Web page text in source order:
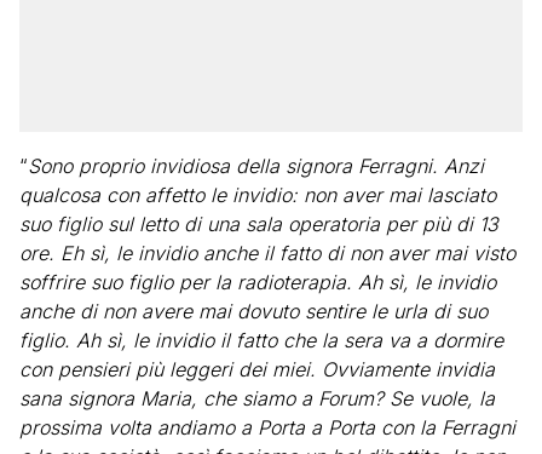
“Sono proprio invidiosa della signora Ferragni. Anzi
qualcosa con affetto le invidio: non aver mai lasciato
suo figlio sul letto di una sala operatoria per più di 13
ore. Eh sì, le invidio anche il fatto di non aver mai visto
soffrire suo figlio per la radioterapia. Ah sì, le invidio
anche di non avere mai dovuto sentire le urla di suo
figlio. Ah sì, le invidio il fatto che la sera va a dormire
con pensieri più leggeri dei miei. Ovviamente invidia
sana signora Maria, che siamo a Forum? Se vuole, la
prossima volta andiamo a Porta a Porta con la Ferragni